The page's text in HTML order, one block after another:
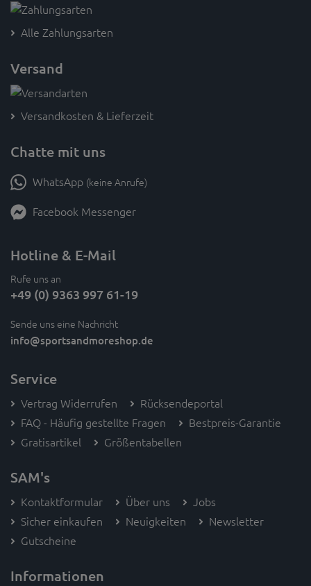
Alle Zahlungsarten
Versand
Versandkosten & Lieferzeit
Chatte mit uns
WhatsApp (keine Anrufe)
Facebook Messenger
Hotline & E-Mail
Rufe uns an
+49 (0) 9363 997 61-19
Sende uns eine Nachricht
info@sportsandmoreshop.de
Service
Vertrag Widerrufen
Rücksendeportal
FAQ - Häufig gestellte Fragen
Bestpreis-Garantie
Gratisartikel
Größentabellen
SAM's
Kontaktformular Über uns
Jobs
Sicher einkaufen
Neuigkeiten
Newsletter
Gutscheine
Informationen